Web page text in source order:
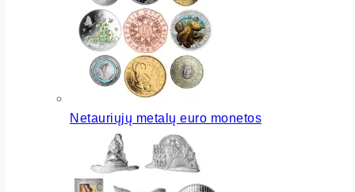
Netauriųjų metalų euro monetos